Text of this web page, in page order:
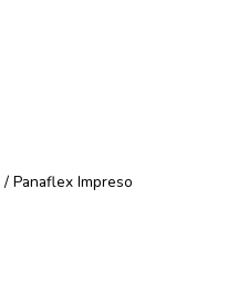
/ Panaflex Impreso